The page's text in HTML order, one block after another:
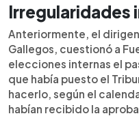
Irregularidades
Anteriormente, el
Gallegos, cuestionó a
elecciones internas el
que había puesto el
hacerlo, según el
habían recibido la